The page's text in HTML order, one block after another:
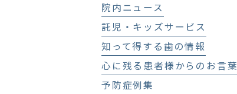
院内ニュース
託児・キッズサービス
知って得する歯の情報
心に残る患者様からのお言葉
予防症例集